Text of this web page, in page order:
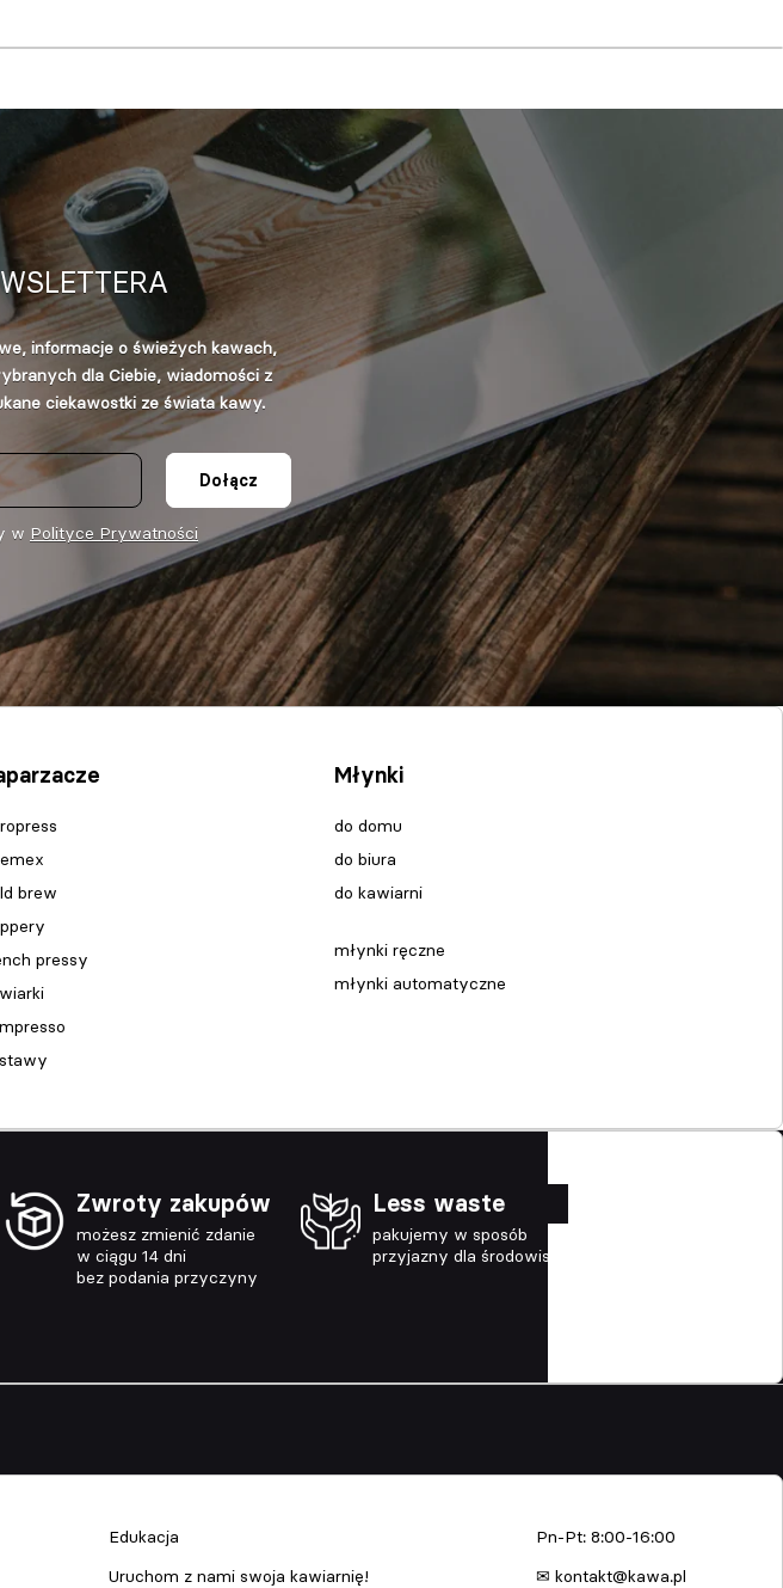
informacje o świeżych kawach,
dla Ciebie, wiadomości z
ciekawostki ze świata kawy.
Dołącz
w Polityce Prywatności
brew
pressy
Młynki
do domu
do biura
do kawiarni
młynki ręczne
młynki automatyczne
Zwroty zakupów
możesz zmienić zdanie
w ciągu 14 dni
bez podania przyczyny
Less waste
pakujemy w sposób
przyjazny dla środowiska
Edukacja
Uruchom z nami swoja kawiarnię!
Pn-Pt: 8:00-16:00
✉ kontakt@kawa.pl